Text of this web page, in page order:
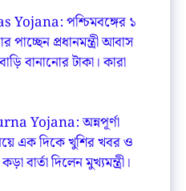
Yojana: পশ্চিমবঙ্গের ১
পাচ্ছেন প্রধানমন্ত্রী আবাস
বানানোর টাকা। কারা
Yojana: অন্নপূর্ণা
এক দিকে খুশির খবর ও
বার্তা দিলেন মুখ্যমন্ত্রী।